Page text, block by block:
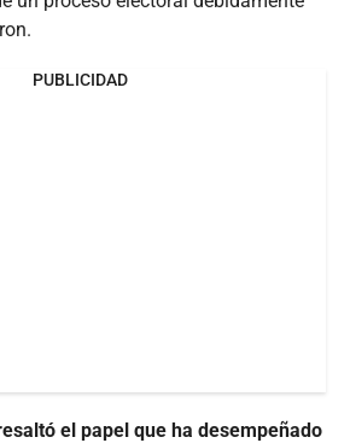
PUBLICIDAD
el papel que ha desempeñado